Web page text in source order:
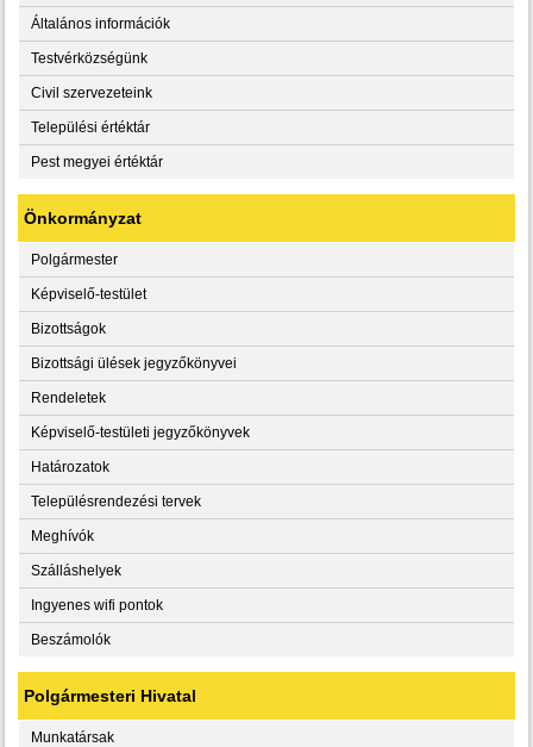
Általános információk
Testvérközségünk
Civil szervezeteink
Települési értéktár
Pest megyei értéktár
Önkormányzat
Polgármester
Képviselő-testület
Bizottságok
Bizottsági ülések jegyzőkönyvei
Rendeletek
Képviselő-testületi jegyzőkönyvek
Határozatok
Településrendezési tervek
Meghívók
Szálláshelyek
Ingyenes wifi pontok
Beszámolók
Polgármesteri Hivatal
Munkatársak